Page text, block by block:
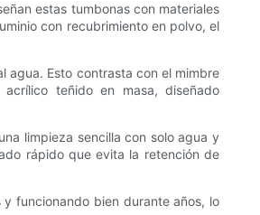
estas tumbonas con materiales
con recubrimiento en polvo, el
agua. Esto contrasta con el mimbre
teñido en masa, diseñado
limpieza sencilla con solo agua y
rápido que evita la retención de
funcionando bien durante años, lo